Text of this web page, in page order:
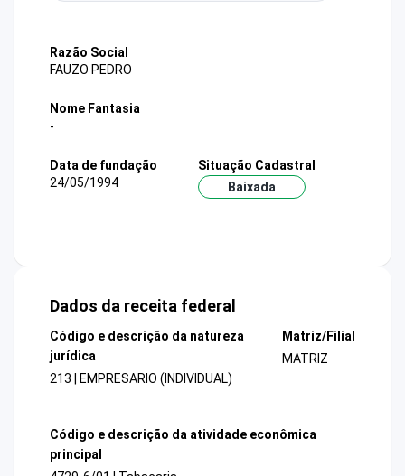
Razão Social
FAUZO PEDRO
Nome Fantasia
-
Data de fundação
24/05/1994
Situação Cadastral
Baixada
Dados da receita federal
Código e descrição da natureza
jurídica
213 | EMPRESARIO (INDIVIDUAL)
Matriz/Filial
MATRIZ
Código e descrição da atividade econômica
principal